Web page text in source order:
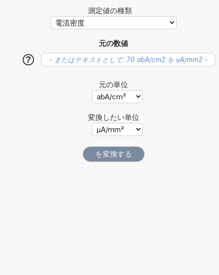
測定値の種類
元の数値
?
元の単位
変換したい単位